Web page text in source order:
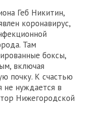
Геб Никитин,
коронавирус,
Там
боксы,
включая
почку. К счастью
не нуждается в
Нижегородской